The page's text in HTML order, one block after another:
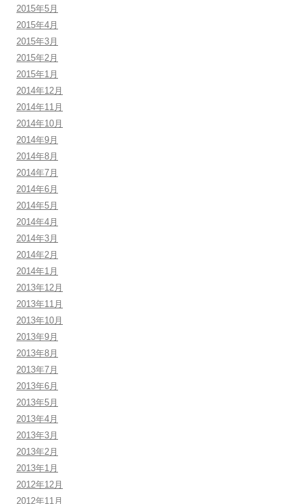
2015年5月
2015年4月
2015年3月
2015年2月
2015年1月
2014年12月
2014年11月
2014年10月
2014年9月
2014年8月
2014年7月
2014年6月
2014年5月
2014年4月
2014年3月
2014年2月
2014年1月
2013年12月
2013年11月
2013年10月
2013年9月
2013年8月
2013年7月
2013年6月
2013年5月
2013年4月
2013年3月
2013年2月
2013年1月
2012年12月
2012年11月